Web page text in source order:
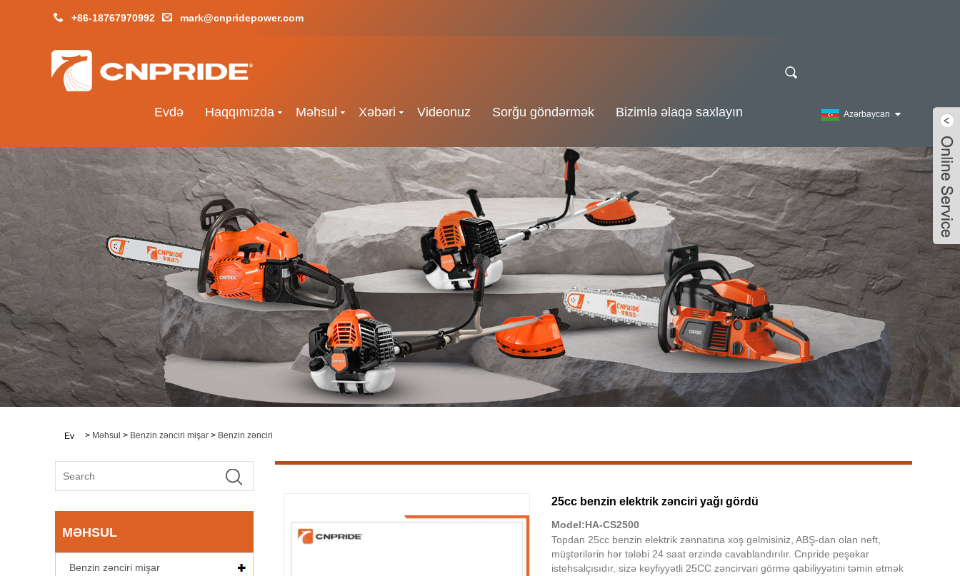
+86-18767970992 mark@cnpridepower.com
Evdə Haqqımızda Məhsul Xəbəri Videonuz Sorğu göndərmək Bizimlə əlaqə saxlayın Azərbaycan
Ev > Məhsul > Benzin zənciri mişar > Benzin zənciri
MƏHSUL
Benzin zənciri mişar
25cc benzin elektrik zənciri yağı gördü
Model:HA-CS2500
Topdan 25cc benzin elektrik zənnatına xoş gəlmisiniz, ABŞ-dan olan neft,
müştərilərin hər tələbi 24 saat ərzində cavablandırılır. Cnpride peşəkar
istehsalçısıdır, sizə keyfiyyətli 25CC zəncirvari görmə qabiliyyətini təmin etmək